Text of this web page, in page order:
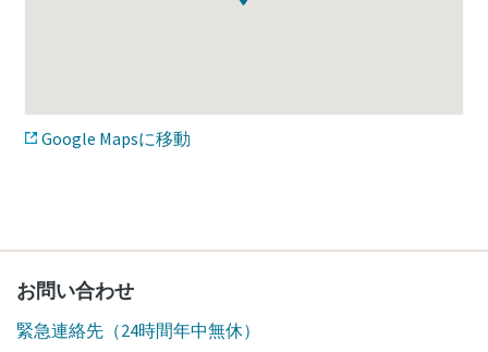
Google Mapsに移動
お問い合わせ
緊急連絡先（24時間年中無休）